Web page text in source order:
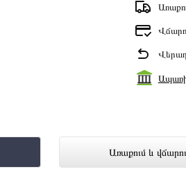
Առաքում և
է